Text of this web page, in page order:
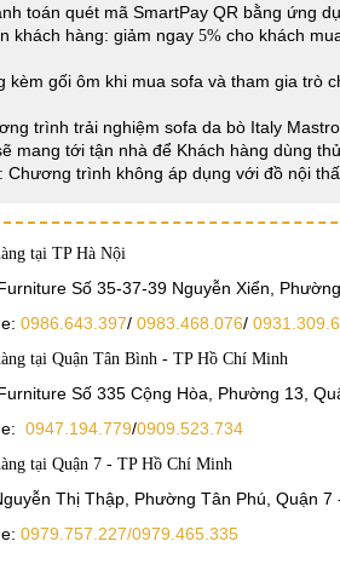
toán quét mã SmartPay QR bằng ứng
khách hàng: giảm ngay 5% cho khách
kèm gối ôm khi mua sofa và tham gia trò
trình trải nghiệm sofa da bò Italy
mang tới tận nhà để Khách hàng dùng
Chương trình không áp dụng với đồ nội
tại TP Hà Nội
Số 35-37-39 Nguyễn Xiển,
0986.643.397/ 0983.468.076/
tại Quận Tân Bình - TP Hồ Chí Minh
Số 335 Cộng Hòa, Phường 13,
0947.194.779/0909.523.734
tại Quận 7 - TP Hồ Chí Minh
Thị Thập, Phường Tân Phú, Quận 7
0979.757.227/0979.465.335